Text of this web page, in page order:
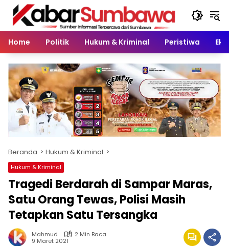
Langsung
konten
Home
Politik Hukum & Kriminal Peristiwa
Beranda Hukum & Kriminal
Hukum & Kriminal
Tragedi Berdarah di Sampar Maras,
Satu Orang Tewas, Polisi Masih
Tetapkan Satu Tersangka
Mahmud
2 Min Baca
9 Maret 2021